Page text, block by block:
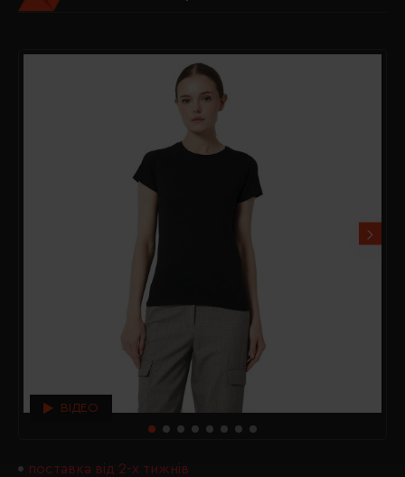
ВІДЕО
поставка від 2-х тижнів